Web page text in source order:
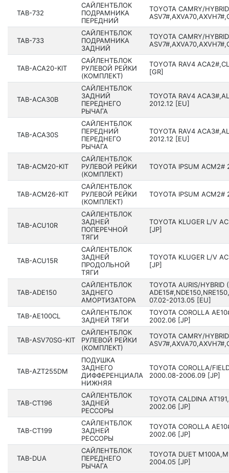
TAB-732
САЙЛЕНТБЛОК
ПОДРАМНИКА
ПЕРЕДНИЙ
TOYOTA CAMRY/HYBRID
TAB-733
САЙЛЕНТБЛОК
ПОДРАМНИКА
ЗАДНИЙ
TOYOTA CAMRY/HYBRID
TAB-ACA20-KIT
САЙЛЕНТБЛОК
РУЛЕВОЙ РЕЙКИ
(КОМПЛЕКТ)
TOYOTA RAV4
[GR]
TAB-ACA30B
САЙЛЕНТБЛОК
ЗАДНИЙ
ПЕРЕДНЕГО
РЫЧАГА
TOYOTA RAV4
2012.12 [EU]
TAB-ACA30S
САЙЛЕНТБЛОК
ПЕРЕДНИЙ
ПЕРЕДНЕГО
РЫЧАГА
TOYOTA RAV4
2012.12 [EU]
TAB-ACM20-KIT
САЙЛЕНТБЛОК
РУЛЕВОЙ РЕЙКИ
(КОМПЛЕКТ)
TOYOTA IPSUM
TAB-ACM26-KIT
САЙЛЕНТБЛОК
РУЛЕВОЙ РЕЙКИ
(КОМПЛЕКТ)
TOYOTA IPSUM
TAB-ACU10R
САЙЛЕНТБЛОК
ЗАДНЕЙ
ПОПЕРЕЧНОЙ
ТЯГИ
TOYOTA KLUGER L/V
[JP]
TAB-ACU15R
САЙЛЕНТБЛОК
ЗАДНЕЙ
ПРОДОЛЬНОЙ
ТЯГИ
TOYOTA KLUGER L/V
[JP]
TAB-ADE150
САЙЛЕНТБЛОК
ЗАДНЕГО
АМОРТИЗАТОРА
TOYOTA AURIS/HYBRID
07.02-2013.05 [EU]
TAB-AE100CL
САЙЛЕНТБЛОК
ЗАДНЕЙ ТЯГИ
TOYOTA COROLLA
2002.06 [JP]
TAB-ASV70SG-KIT
САЙЛЕНТБЛОК
РУЛЕВОЙ РЕЙКИ
(КОМПЛЕКТ)
TOYOTA CAMRY/HYBRID
TAB-AZT255DM
ПОДУШКА
ЗАДНЕГО
ДИФФЕРЕНЦИАЛА
НИЖНЯЯ
TOYOTA COROLLA/
2000.08-2006.09 [JP]
TAB-CT196
САЙЛЕНТБЛОК
ЗАДНЕЙ
РЕССОРЫ
TOYOTA CALDINA
2002.06 [JP]
TAB-CT199
САЙЛЕНТБЛОК
ЗАДНЕЙ
РЕССОРЫ
TOYOTA COROLLA
2002.06 [JP]
TAB-DUA
САЙЛЕНТБЛОК
ПЕРЕДНЕГО
РЫЧАГА
TOYOTA DUET
2004.05 [JP]